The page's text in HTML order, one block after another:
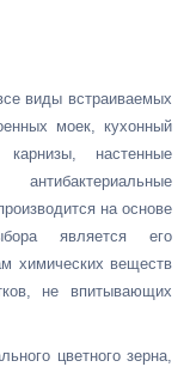
виды встраиваемых
моек, кухонный
настенные
на основе
является его
химических веществ
не впитывающих
цветного зерна,